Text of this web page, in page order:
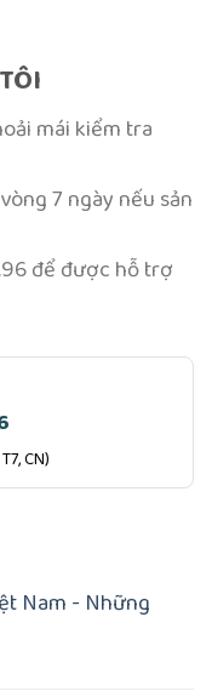
mái kiểm tra
7 ngày nếu sản
để được hỗ trợ
CN)
Nam - Những